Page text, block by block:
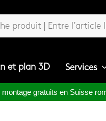
et plan 3D Services
montage gratuits en Suisse